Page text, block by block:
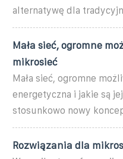
alternatywę dla
Mała sieć, ogromne
mikrosieć
Mała sieć, ogromne
energetyczna i jakie są
stosunkowo nowy
Rozwiązania dla